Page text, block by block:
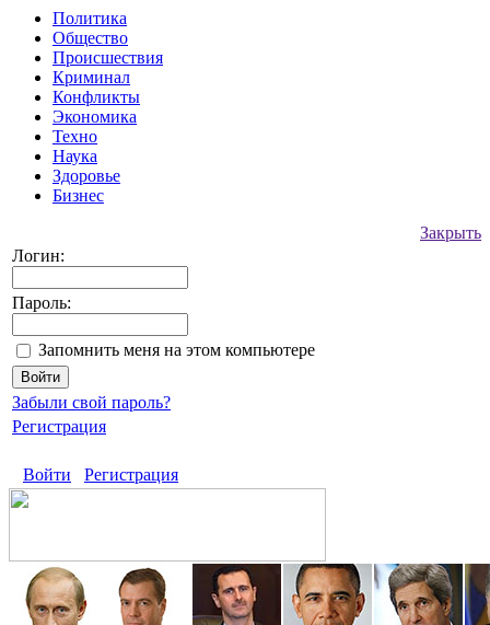
Политика
Общество
Происшествия
Криминал
Конфликты
Экономика
Техно
Наука
Здоровье
Бизнес
Закрыть
Логин:
Пароль:
Запомнить меня на этом компьютере
Забыли свой пароль?
Регистрация
Войти Регистрация